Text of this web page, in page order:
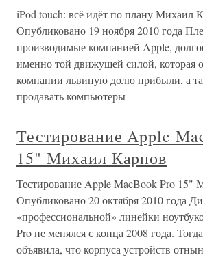
iPod touch: всё идёт по плану Михаил
Опубликовано 19 ноября 2010 года
производимые компанией Apple,
именно той движущей силой, которая
компании львиную долю прибыли, а
продавать компьютеры
Тестирование Apple
15" Михаил Карпов
Тестирование Apple MacBook Pro 15"
Опубликовано 20 октября 2010 года
«профессиональной» линейки
Pro не менялся с конца 2008 года.
объявила, что корпуса устройств